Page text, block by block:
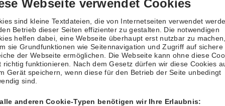
Platzes
gebuchten Platz wenn sie nicht spielen. Sie können
Webseite verwendet Cookies
sind kleine Textdateien, die von Internetseiten verwendet
Betrieb dieser Seiten effizienter zu gestalten. Die notwendigen
helfen dabei, eine Webseite überhaupt erst nutzbar zu machen,
sie Grundfunktionen wie Seitennavigation und Zugriff auf sichere
der Webseite ermöglichen. Die Webseite kann ohne diese
richtig funktionieren. Nach dem Gesetz dürfen wir diese Cookies
Gerät speichern, wenn diese für den Betrieb der Seite unbedingt
sind.
anderen Cookie-Typen benötigen wir Ihre Erlaubnis: